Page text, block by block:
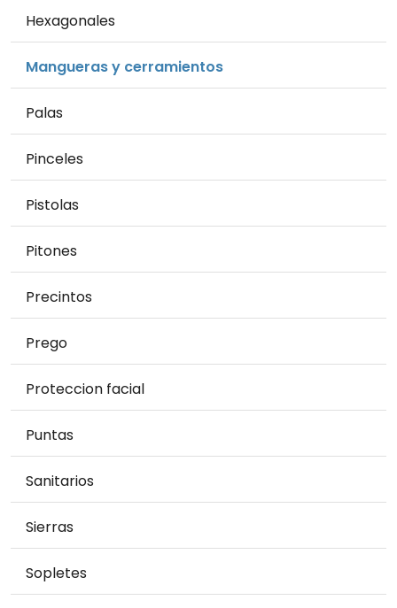
Hexagonales
Mangueras y cerramientos
Palas
Pinceles
Pistolas
Pitones
Precintos
Prego
Proteccion facial
Puntas
Sanitarios
Sierras
Sopletes